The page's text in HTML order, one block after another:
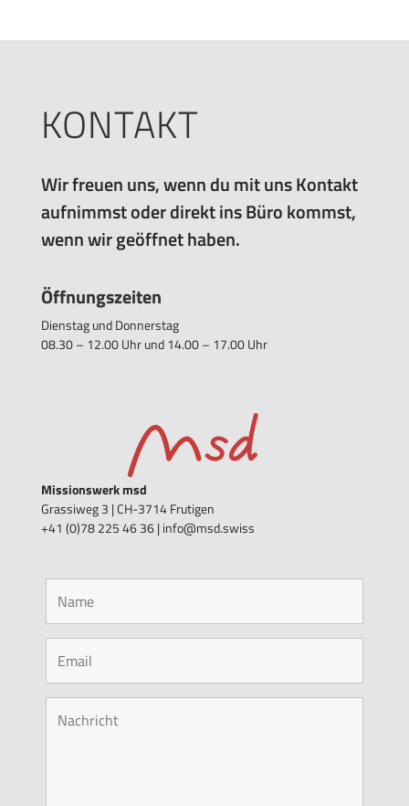
KONTAKT
Wir freuen uns, wenn du mit uns Kontakt
aufnimmst oder direkt ins Büro kommst,
wenn wir geöffnet haben.
Öffnungszeiten
Dienstag und Donnerstag
08.30 – 12.00 Uhr und 14.00 – 17.00 Uhr
Missionswerk msd
Grassiweg 3 |CH-3714 Frutigen
+41 (0)78 225 46 36 | info@msd.swiss